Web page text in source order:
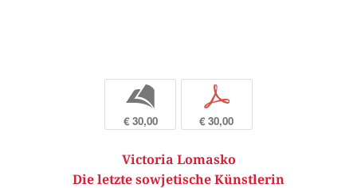
b
€ 30,00
p
€ 30,00
Victoria Lomasko
Die letzte sowjetische Künstlerin